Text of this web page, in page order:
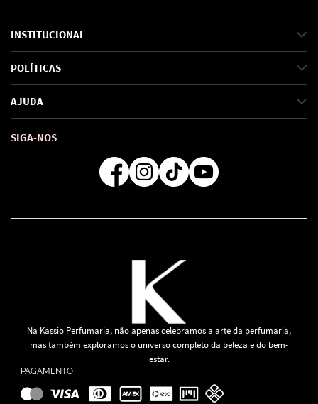
INSTITUCIONAL
Sobre Nós
Marcas
SAC de marcas
Como comprar
POLÍTICAS
Política de Privacidade
Troca e Devoluções
Formas de Pagamento
Regra de Frete Grátis
AJUDA
SIGA-NOS
Na Kassio Perfumaria, não apenas celebramos a arte da perfumaria,
mas também exploramos o universo completo da beleza e do bem-
estar.
PAGAMENTO